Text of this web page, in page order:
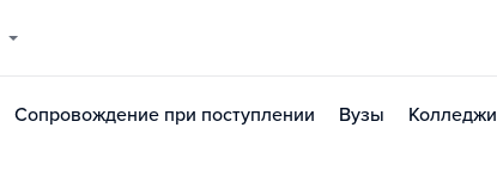
Сопровождение при поступлении Вузы Колледжи